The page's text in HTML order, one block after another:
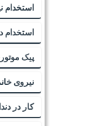
پیک
نیروی
کار در